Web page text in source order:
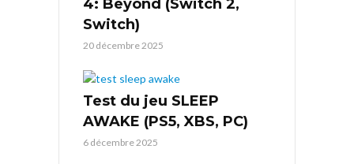
4: Beyond (Switch 2,
Switch)
20 décembre 2025
Test du jeu SLEEP
AWAKE (PS5, XBS, PC)
6 décembre 2025